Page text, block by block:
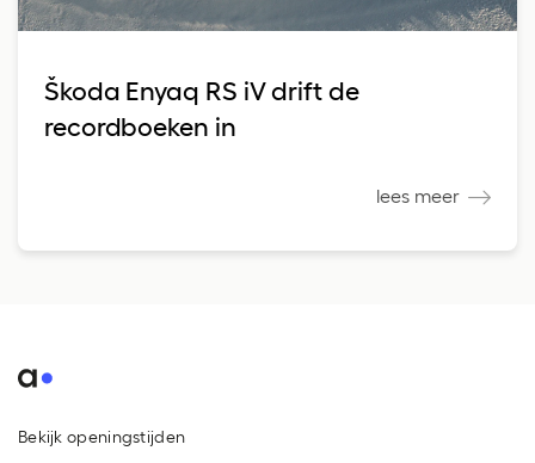
Škoda Enyaq RS iV drift de
recordboeken in
lees meer
Bekijk openingstijden